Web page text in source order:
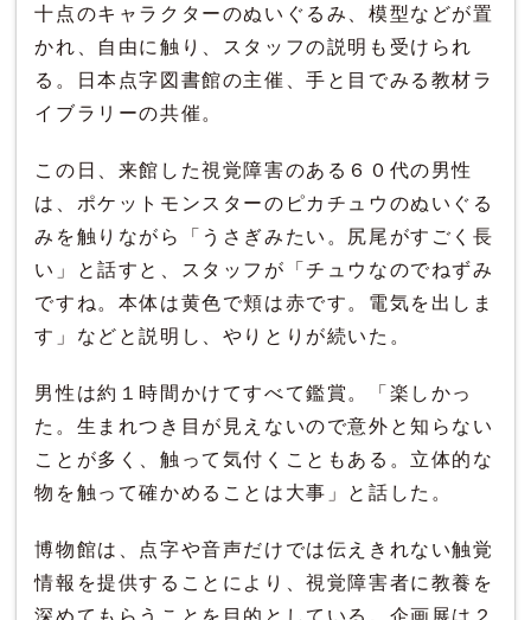
十点のキャラクターのぬいぐるみ、模型などが置
かれ、自由に触り、スタッフの説明も受けられ
る。日本点字図書館の主催、手と目でみる教材ラ
イブラリーの共催。
この日、来館した視覚障害のある６０代の男性
は、ポケットモンスターのピカチュウのぬいぐる
みを触りながら「うさぎみたい。尻尾がすごく長
い」と話すと、スタッフが「チュウなのでねずみ
ですね。本体は黄色で頬は赤です。電気を出しま
す」などと説明し、やりとりが続いた。
男性は約１時間かけてすべて鑑賞。「楽しかっ
た。生まれつき目が見えないので意外と知らない
ことが多く、触って気付くこともある。立体的な
物を触って確かめることは大事」と話した。
博物館は、点字や音声だけでは伝えきれない触覚
情報を提供することにより、視覚障害者に教養を
深めてもらうことを目的としている。企画展は２